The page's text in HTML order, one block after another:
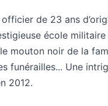
de 23 ans
école
mouton noir de la
funérailles... Une
2012.